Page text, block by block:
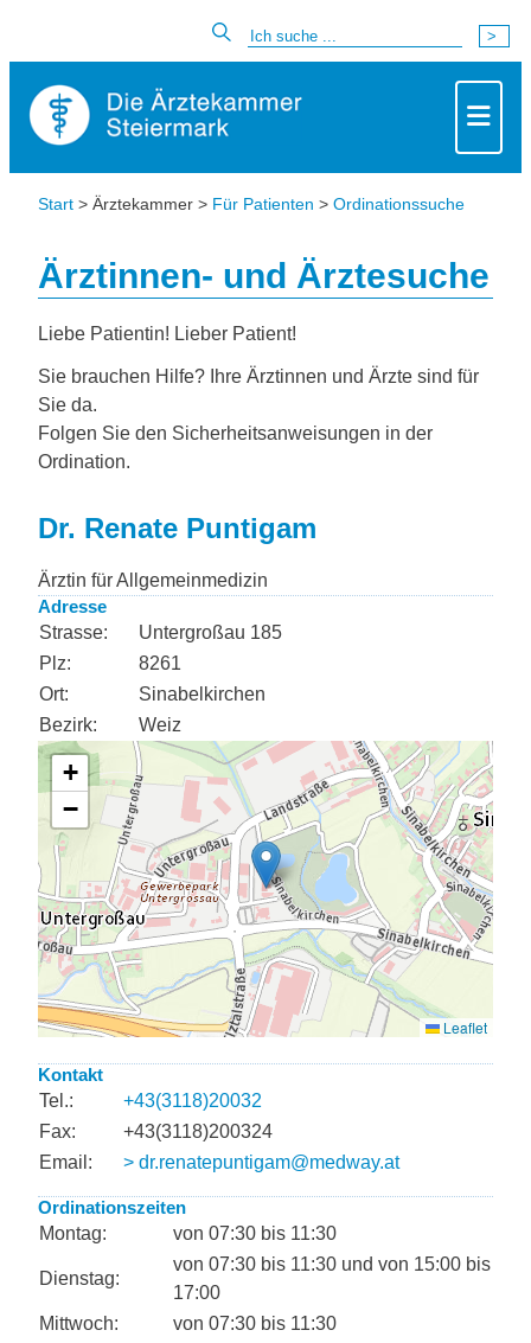
Start > Ärztekammer > Für Patienten > Ordinationssuche
Ärztinnen- und Ärztesuche
Liebe Patientin! Lieber Patient!
Sie brauchen Hilfe? Ihre Ärztinnen und Ärzte sind für
Sie da.
Folgen Sie den Sicherheitsanweisungen in der
Ordination.
Dr. Renate Puntigam
Ärztin für Allgemeinmedizin
Adresse
Strasse:
Untergroßau 185
Plz:
8261
Ort:
Sinabelkirchen
Bezirk:
Weiz
Kontakt
Tel.:
+43(3118)20032
Fax:
+43(3118)200324
Email:
> dr.renatepuntigam@medway.at
Ordinationszeiten
Montag:
von 07:30 bis 11:30
Dienstag:
von 07:30 bis 11:30 und von 15:00 bis
17:00
Mittwoch:
von 07:30 bis 11:30